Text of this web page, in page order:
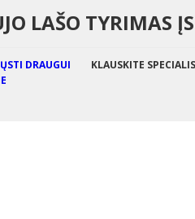
LAŠO TYRIMAS
KLAUSKITE